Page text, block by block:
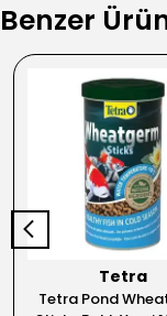
Benzer
Tetra
Tetra Pond